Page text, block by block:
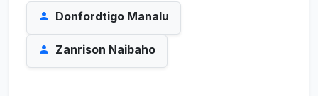
Donfordtigo Manalu
Zanrison Naibaho